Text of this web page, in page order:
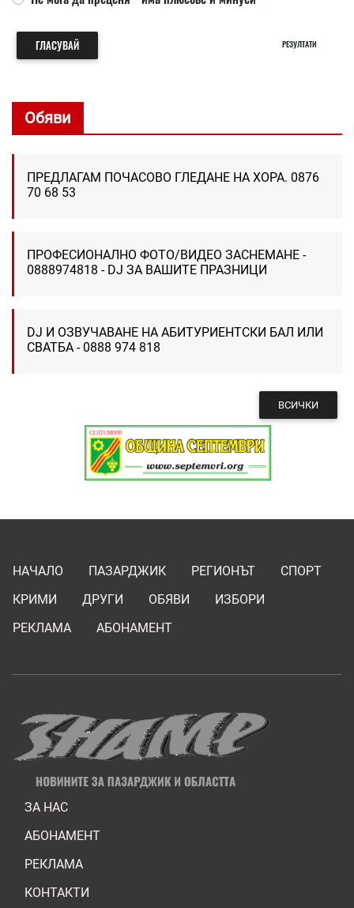
ГЛАСУВАЙ РЕЗУЛТАТИ
Обяви
ПРЕДЛАГАМ ПОЧАСОВО ГЛЕДАНЕ НА ХОРА. 0876
70 68 53
ПРОФЕСИОНАЛНО ФОТО/ВИДЕО ЗАСНЕМАНЕ -
0888974818 - DJ ЗА ВАШИТЕ ПРАЗНИЦИ
DJ И ОЗВУЧАВАНЕ НА АБИТУРИЕНТСКИ БАЛ ИЛИ
СВАТБА - 0888 974 818
ВСИЧКИ
НАЧАЛО ПАЗАРДЖИК РЕГИОНЪТ
СПОРТ
КРИМИ
ДРУГИ ОБЯВИ
ИЗБОРИ
РЕКЛАМА
АБОНАМЕНТ
ЗА НАС
АБОНАМЕНТ
РЕКЛАМА
КОНТАКТИ